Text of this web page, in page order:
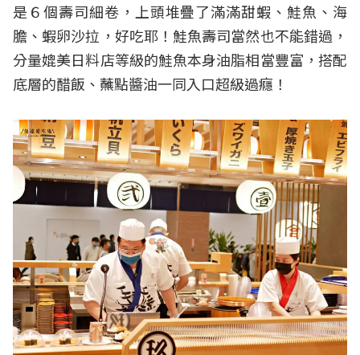
是６個壽司細卷，上頭堆疊了滿滿甜蝦、鮭魚、海
膽、蝦卵沙拉，好吃耶！鮭魚壽司當然也不能錯過，
分量媲美日料店等級的鮭魚本身油脂相當豐富，搭配
底層的醋飯、蘸點醬油一同入口超級過癮！